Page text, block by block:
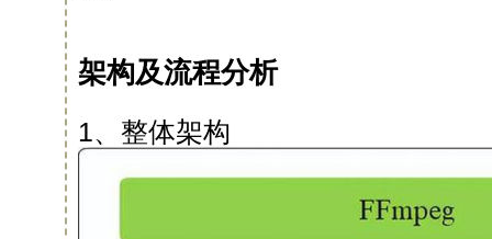
架构及流程分析
1、整体架构